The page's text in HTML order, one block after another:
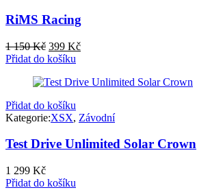
RiMS Racing
1 150Kč Původní
cena
1
399 KčAktuální
399 Kč.
Přidat do košíku
Přidat do košíku
Kategorie:XSX, Závodní
Test Drive Unlimited Solar Crown
1 299 Kč
Přidat do košíku